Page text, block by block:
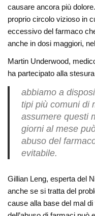
causare ancora più
proprio circolo vizioso in
eccessivo del farmaco
anche in dosi maggiori,
Martin Underwood,
ha partecipato alla
abbiamo a
tipi più comuni di
assumere questi
giorni al mese
abuso del
evitabile.
Gillian Leng, esperta del
anche se si tratta del
cause alla base del mal di